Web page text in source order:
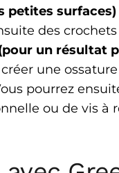
petites surfaces)
des
un résultat
une
pourrez
ou de vis